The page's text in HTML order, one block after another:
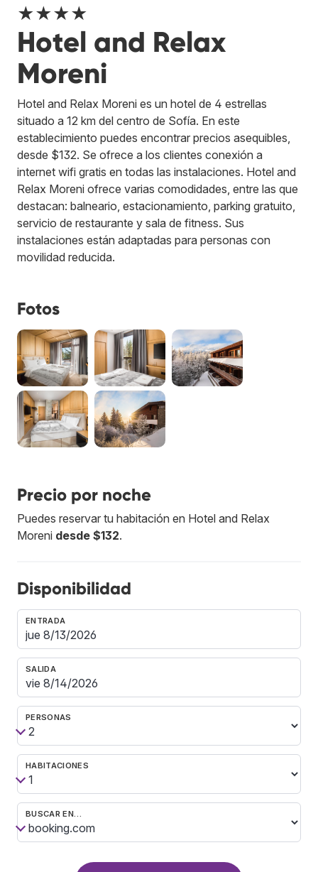
★★★★
Hotel and Relax
Moreni
Hotel and Relax Moreni es un hotel de 4 estrellas
situado a 12 km del centro de Sofía. En este
establecimiento puedes encontrar precios asequibles,
desde $132. Se ofrece a los clientes conexión a
internet wifi gratis en todas las instalaciones. Hotel and
Relax Moreni ofrece varias comodidades, entre las que
destacan: balneario, estacionamiento, parking gratuito,
servicio de restaurante y sala de fitness. Sus
instalaciones están adaptadas para personas con
movilidad reducida.
Fotos
Precio por noche
Puedes reservar tu habitación en Hotel and Relax
Moreni desde $132.
Disponibilidad
ENTRADA
SALIDA
PERSONAS
HABITACIONES
BUSCAR EN…